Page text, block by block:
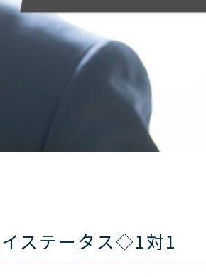
ステータス◇1対1